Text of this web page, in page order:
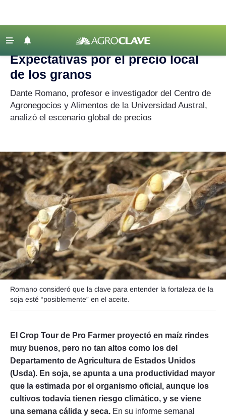
Agricultura
Lechería
Tecnología
Agenda
Regionales
Clima
Agronegocios
Mercados
Seguinos
‹ VOLVER
Agroclave Mercados | granos
Expectativas por el precio local
de los granos
Dante Romano, profesor e investigador del Centro de
Agronegocios y Alimentos de la Universidad Austral,
analizó el escenario global de precios
Romano consideró que la clave para entender la fortaleza de la
soja esté “posiblemente” en el aceite.
El Crop Tour de Pro Farmer proyectó en maíz rindes
muy buenos, pero no tan altos como los del
Departamento de Agricultura de Estados Unidos
(Usda). En soja, se apunta a una productividad mayor
que la estimada por el organismo oficial, aunque los
cultivos todavía tienen riesgo climático, y se viene
una semana cálida y seca. En su informe semanal